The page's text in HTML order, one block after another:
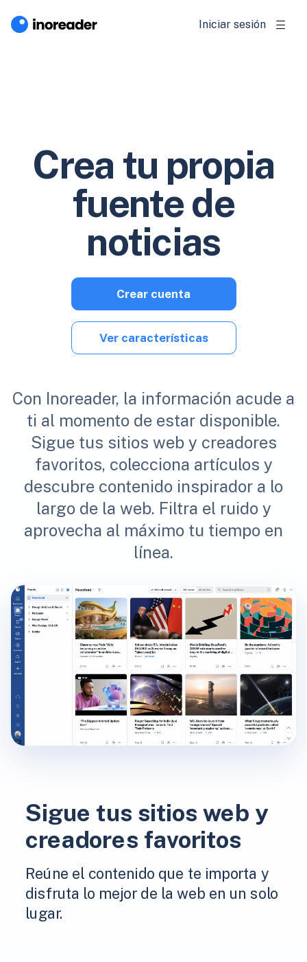
Iniciar sesión
Crea tu propia
fuente de
noticias
Con Inoreader, la información acude a
ti al momento de estar disponible.
Sigue tus sitios web y creadores
favoritos, colecciona artículos y
descubre contenido inspirador a lo
largo de la web. Filtra el ruido y
aprovecha al máximo tu tiempo en
línea.
Crear cuenta
Ver características
Sigue tus sitios web y
creadores favoritos
Reúne el contenido que te importa y
disfruta lo mejor de la web en un solo
lugar.